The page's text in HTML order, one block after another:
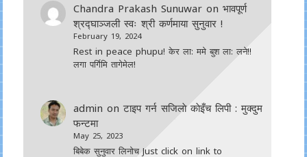
Chandra Prakash Sunuwar onभावपूर्ण
श्रद्घाञ्जली स्वः श्री कर्णमाया सुनुवार !
February 19, 2024
Rest in peace phupu! केर ला: ममे बुश ला: लने!!
लगा पर्गिमि तागेमेल!
admin onटाइप गर्न सजिलाे काेइँच लिपी : मुक्दुम
फन्टमा
May 25, 2023
बिबेक सुनुवार लिनोच Just click on link to